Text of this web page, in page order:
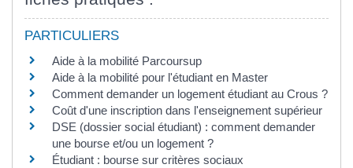
PARTICULIERS
Aide à la mobilité Parcoursup
Aide à la mobilité pour l'étudiant en Master
Comment demander un logement étudiant au Crous ?
Coût d'une inscription dans l'enseignement supérieur
DSE (dossier social étudiant) : comment demander
une bourse et/ou un logement ?
Étudiant : bourse sur critères sociaux